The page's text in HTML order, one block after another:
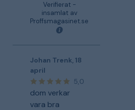
Verifierat -
insamlat av
Proffsmagasinet.se
Johan Trenk, 18
april
5,0
dom verkar
vara bra